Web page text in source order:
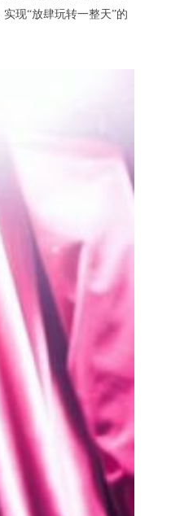
现“放肆玩转一整天”的